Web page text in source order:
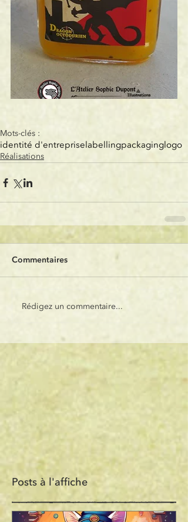
Mots-clés :
identité d'entrepriselabellingpackaginglogo
Réalisations
Commentaires
Rédigez un commentaire...
Posts à l'affiche